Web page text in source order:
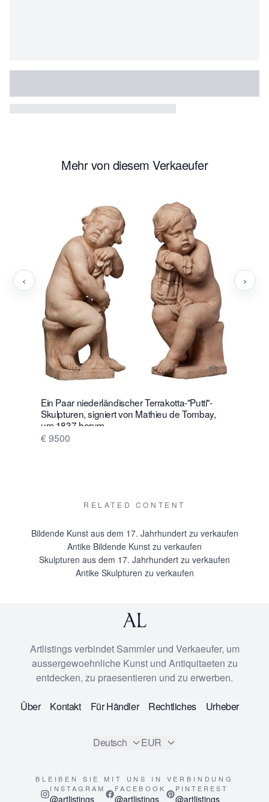
Mehr von diesem Verkaeufer
Ein Paar niederländischer Terrakotta-"Putti"-
Skulpturen, signiert von Mathieu de Tombay,
um 1837 herum.
€ 9500
‹ ›
RELATED CONTENT
Bildende Kunst aus dem 17. Jahrhundert zu verkaufen
Antike Bildende Kunst zu verkaufen
Skulpturen aus dem 17. Jahrhundert zu verkaufen
Antike Skulpturen zu verkaufen
Artlistings verbindet Sammler und Verkaeufer, um
aussergewoehnliche Kunst und Antiquitaeten zu
entdecken, zu praesentieren und zu erwerben.
Über Kontakt Für Händler Rechtliches Urheber
Deutsch EUR
BLEIBEN SIE MIT UNS IN VERBINDUNG
INSTAGRAM
@artlistings
FACEBOOK
@artlistings
PINTEREST
@artlistings